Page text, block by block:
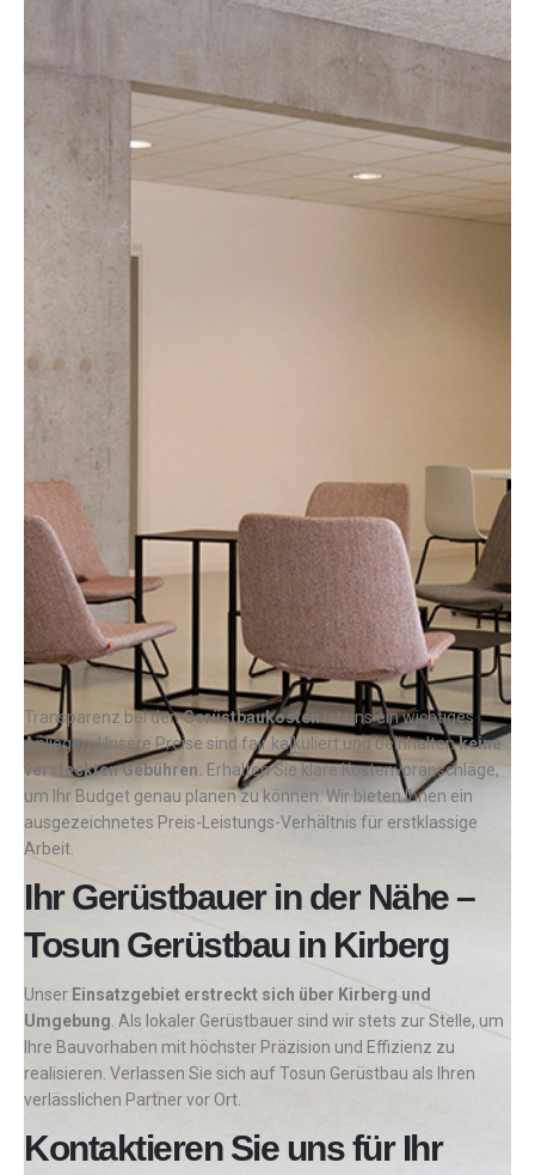
Transparenz bei denGerüstbaukostenist uns ein wichtiges
Anliegen. Unsere Preise sind fair kalkuliert und beinhaltenkeine
versteckten Gebühren. Erhalten Sie klare Kostenvoranschläge,
um Ihr Budget genau planen zu können. Wir bieten Ihnen ein
ausgezeichnetes Preis-Leistungs-Verhältnis für erstklassige
Arbeit.
Ihr Gerüstbauer in der Nähe –
Tosun Gerüstbau in Kirberg
Unser Einsatzgebiet erstreckt sich über Kirberg und
Umgebung . Als lokaler Gerüstbauer sind wir stets zur Stelle, um
Ihre Bauvorhaben mit höchster Präzision und Effizienz zu
realisieren. Verlassen Sie sich auf Tosun Gerüstbau als Ihren
verlässlichen Partner vor Ort.
Kontaktieren Sie uns für Ihr